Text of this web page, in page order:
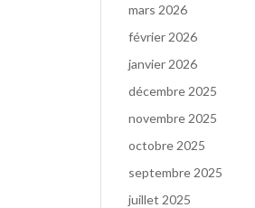
mars 2026
février 2026
janvier 2026
décembre 2025
novembre 2025
octobre 2025
septembre 2025
juillet 2025